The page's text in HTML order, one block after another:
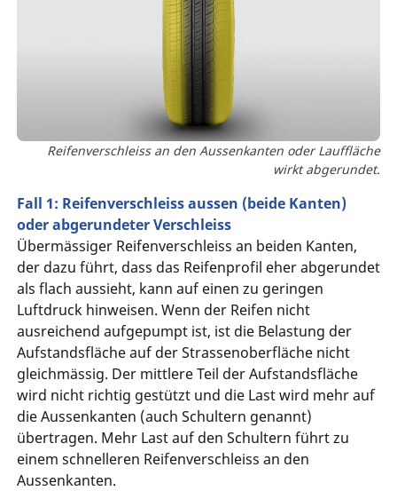
Reifenverschleiss an den Aussenkanten oder Lauffläche
wirkt abgerundet.
Fall 1: Reifenverschleiss aussen (beide Kanten)
oder abgerundeter Verschleiss
Übermässiger Reifenverschleiss an beiden Kanten,
der dazu führt, dass das Reifenprofil eher abgerundet
als flach aussieht, kann auf einen zu geringen
Luftdruck hinweisen. Wenn der Reifen nicht
ausreichend aufgepumpt ist, ist die Belastung der
Aufstandsfläche auf der Strassenoberfläche nicht
gleichmässig. Der mittlere Teil der Aufstandsfläche
wird nicht richtig gestützt und die Last wird mehr auf
die Aussenkanten (auch Schultern genannt)
übertragen. Mehr Last auf den Schultern führt zu
einem schnelleren Reifenverschleiss an den
Aussenkanten.